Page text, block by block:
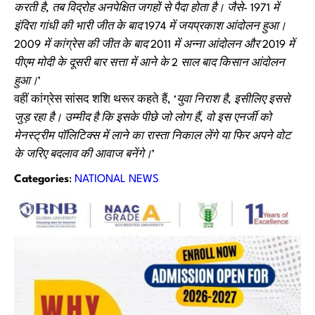
करती है, तब विद्रोह अनपेक्षित जगहों से पैदा होता है। जैसे- 1971 में
इंदिरा गांधी की भारी जीत के बाद 1974 में जयप्रकाश आंदोलन हुआ।
2009 में कांग्रेस की जीत के बाद 2011 में अन्ना आंदोलन और 2019 में
पीएम मोदी के दूसरी बार सत्ता में आने के 2 साल बाद किसान आंदोलन
हुआ।’
वहीं कांग्रेस सांसद शशि थरूर कहते हैं, ‘युवा निराश है, इसीलिए इससे
जुड़ रहा है। उम्मीद है कि इसके पीछे जो लोग हैं, वो इस एनर्जी को
मेनस्ट्रीम पॉलिटिक्स में लाने का रास्ता निकाल लेंगे या फिर अपने वोट
के जरिए बदलाव की आवाज बनेंगे।’
Categories: NATIONAL NEWS